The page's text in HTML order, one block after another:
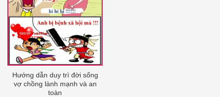
Hướng dẫn duy trì đời sống
vợ chồng lành mạnh và an
toàn